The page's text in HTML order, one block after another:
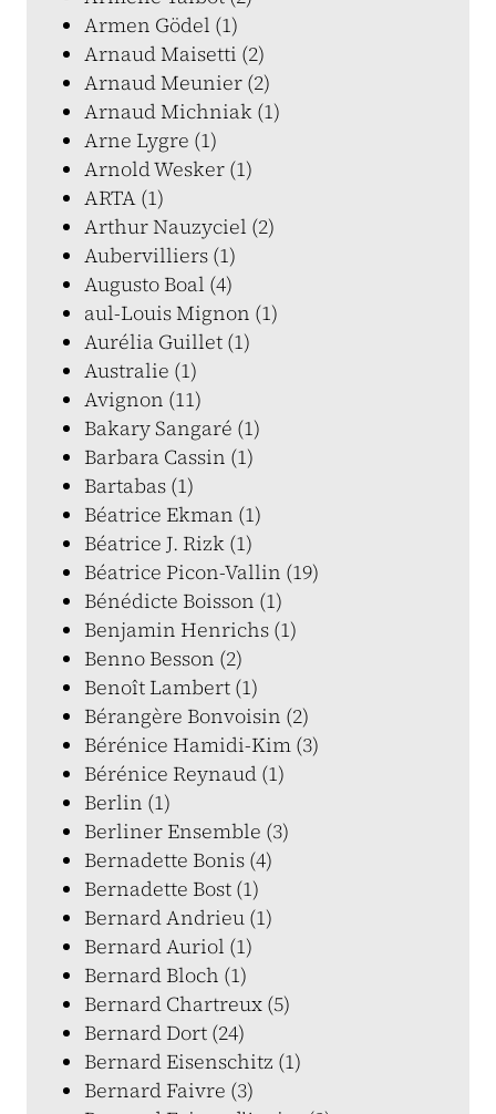
Armen Gödel (1)
Arnaud Maisetti (2)
Arnaud Meunier (2)
Arnaud Michniak (1)
Arne Lygre (1)
Arnold Wesker (1)
ARTA (1)
Arthur Nauzyciel (2)
Aubervilliers (1)
Augusto Boal (4)
aul-Louis Mignon (1)
Aurélia Guillet (1)
Australie (1)
Avignon (11)
Bakary Sangaré (1)
Barbara Cassin (1)
Bartabas (1)
Béatrice Ekman (1)
Béatrice J. Rizk (1)
Béatrice Picon-Vallin (19)
Bénédicte Boisson (1)
Benjamin Henrichs (1)
Benno Besson (2)
Benoît Lambert (1)
Bérangère Bonvoisin (2)
Bérénice Hamidi-Kim (3)
Bérénice Reynaud (1)
Berlin (1)
Berliner Ensemble (3)
Bernadette Bonis (4)
Bernadette Bost (1)
Bernard Andrieu (1)
Bernard Auriol (1)
Bernard Bloch (1)
Bernard Chartreux (5)
Bernard Dort (24)
Bernard Eisenschitz (1)
Bernard Faivre (3)